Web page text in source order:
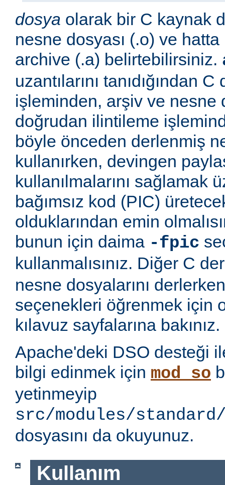
dosya olarak bir C kaynak
nesne dosyası (.o) ve
archive (.a) belirtebilirsiniz.
uzantılarını tanıdığından
işleminden, arşiv ve nesne
doğrudan ilintileme
böyle önceden derlenmiş
kullanırken, devingen
kullanılmalarını sağlamak
bağımsız kod (PIC)
olduklarından emin
bunun için daima -fpic
kullanmalısınız. Diğer C
nesne dosyalarını
seçenekleri öğrenmek için
kılavuz sayfalarına bakınız.
Apache'deki DSO desteği
bilgi edinmek için mod_so
yetinmeyip
src/modules/standard/
dosyasını da okuyunuz.
Kullanım